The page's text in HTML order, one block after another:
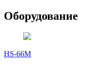
Оборудование
HS-66M